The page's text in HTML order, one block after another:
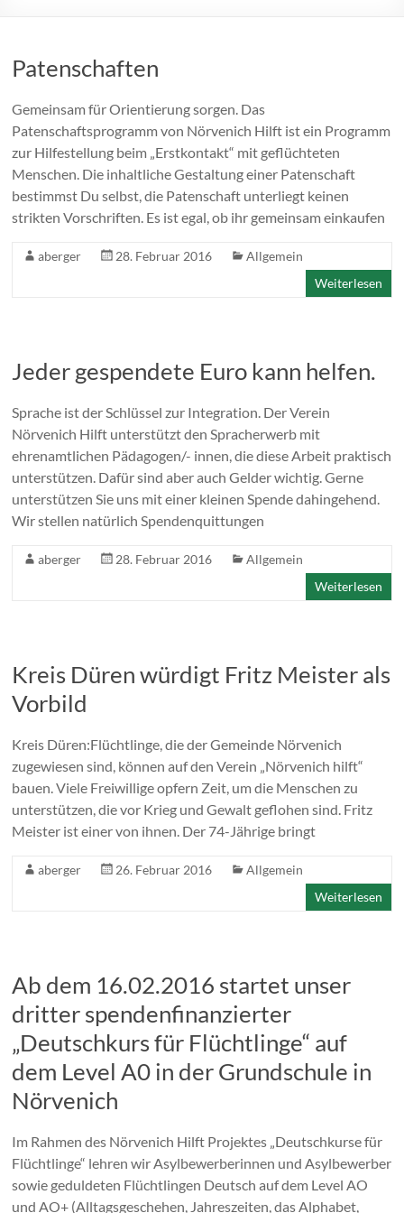
Patenschaften
Gemeinsam für Orientierung sorgen. Das
Patenschaftsprogramm von Nörvenich Hilft ist ein Programm
zur Hilfestellung beim „Erstkontakt“ mit geflüchteten
Menschen. Die inhaltliche Gestaltung einer Patenschaft
bestimmst Du selbst, die Patenschaft unterliegt keinen
strikten Vorschriften. Es ist egal, ob ihr gemeinsam einkaufen
aberger 28. Februar 2016
Allgemein
Weiterlesen
Jeder gespendete Euro kann helfen.
Sprache ist der Schlüssel zur Integration. Der Verein
Nörvenich Hilft unterstützt den Spracherwerb mit
ehrenamtlichen Pädagogen/- innen, die diese Arbeit praktisch
unterstützen. Dafür sind aber auch Gelder wichtig. Gerne
unterstützen Sie uns mit einer kleinen Spende dahingehend.
Wir stellen natürlich Spendenquittungen
aberger 28. Februar 2016
Allgemein
Weiterlesen
Kreis Düren würdigt Fritz Meister als
Vorbild
Kreis Düren:Flüchtlinge, die der Gemeinde Nörvenich
zugewiesen sind, können auf den Verein „Nörvenich hilft“
bauen. Viele Freiwillige opfern Zeit, um die Menschen zu
unterstützen, die vor Krieg und Gewalt geflohen sind. Fritz
Meister ist einer von ihnen. Der 74-Jährige bringt
aberger 26. Februar 2016
Allgemein
Weiterlesen
Ab dem 16.02.2016 startet unser
dritter spendenfinanzierter
„Deutschkurs für Flüchtlinge“ auf
dem Level A0 in der Grundschule in
Nörvenich
Im Rahmen des Nörvenich Hilft Projektes „Deutschkurse für
Flüchtlinge“ lehren wir Asylbewerberinnen und Asylbewerber
sowie geduldeten Flüchtlingen Deutsch auf dem Level AO
und AO+ (Alltagsgeschehen, Jahreszeiten, das Alphabet,